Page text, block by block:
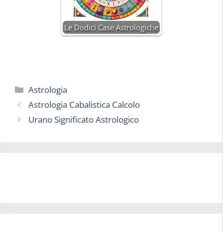
Le Dodici Case Astrologiche
Categorie
Astrologia
Astrologia Cabalistica Calcolo
Urano Significato Astrologico